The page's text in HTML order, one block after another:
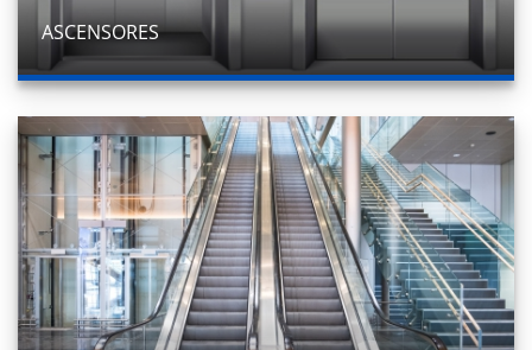
ASCENSORES